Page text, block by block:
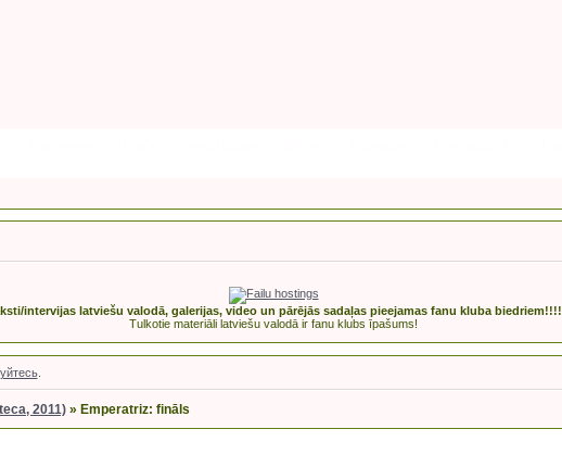
intervijas latviešu valodā, galerijas, video un pārējās sadaļas pieejamas fanu kluba biedriem!!!!
Tulkotie materiāli latviešu valodā ir fanu klubs īpašums!
.
2011) » Emperatriz: fināls